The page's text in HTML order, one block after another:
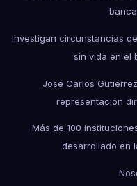
Investigan circunstancias
sin vida en el
José Carlos
representación
Más de 100
desarrollado en